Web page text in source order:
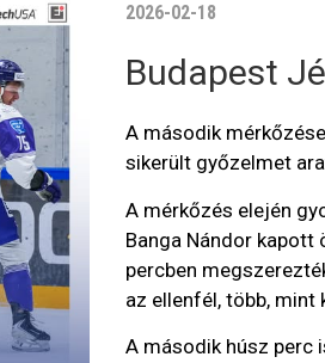
2026-02-18
Budapest
A második
sikerült győzelmet
A mérkőzés elején
Banga Nándor kapott
percben
az ellenfél, több,
A második húsz perc